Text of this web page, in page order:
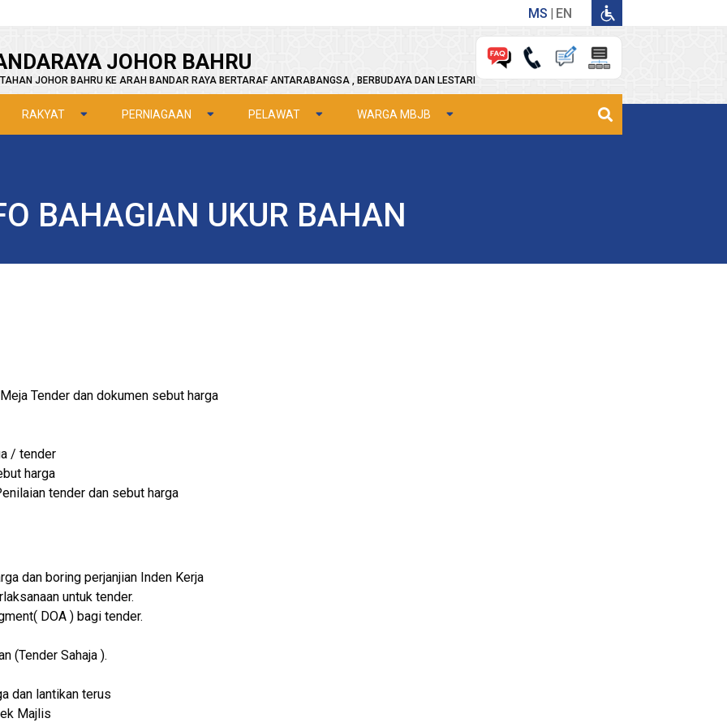
MS EN
JOHOR BAHRU
JOHOR BAHRU KE ARAH BANDAR RAYA BERTARAF ANTARABANGSA , BERBUDAYA DAN LESTARI
RAKYAT PERNIAGAAN PELAWAT WARGA MBJB
BAHAGIAN UKUR BAHAN
Tender dan dokumen sebut harga
/ tender
harga
tender dan sebut harga
dan boring perjanjian Inden Kerja
untuk tender.
DOA ) bagi tender.
(Tender Sahaja ).
dan lantikan terus
Majlis